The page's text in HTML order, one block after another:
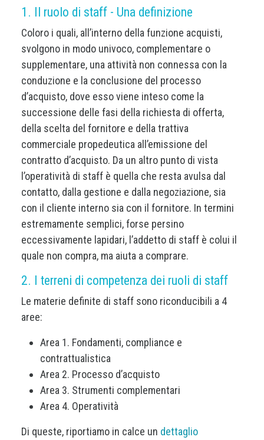
1. Il ruolo di staff - Una definizione
Coloro i quali, all’interno della funzione acquisti,
svolgono in modo univoco, complementare o
supplementare, una attività non connessa con la
conduzione e la conclusione del processo
d’acquisto, dove esso viene inteso come la
successione delle fasi della richiesta di offerta,
della scelta del fornitore e della trattiva
commerciale propedeutica all’emissione del
contratto d’acquisto. Da un altro punto di vista
l’operatività di staff è quella che resta avulsa dal
contatto, dalla gestione e dalla negoziazione, sia
con il cliente interno sia con il fornitore. In termini
estremamente semplici, forse persino
eccessivamente lapidari, l’addetto di staff è colui il
quale non compra, ma aiuta a comprare.
2. I terreni di competenza dei ruoli di staff
Le materie definite di staff sono riconducibili a 4
aree:
Area 1. Fondamenti, compliance e
contrattualistica
Area 2. Processo d’acquisto
Area 3. Strumenti complementari
Area 4. Operatività
Di queste, riportiamo in calce un dettaglio